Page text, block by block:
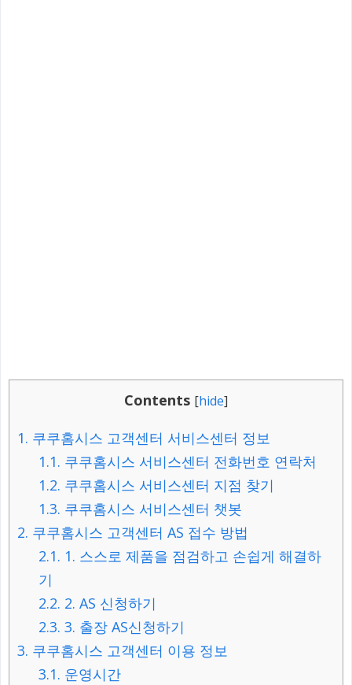
Contents [hide]
1. 쿠쿠홈시스 고객센터 서비스센터 정보
1.1. 쿠쿠홈시스 서비스센터 전화번호 연락처
1.2. 쿠쿠홈시스 서비스센터 지점 찾기
1.3. 쿠쿠홈시스 서비스센터 챗봇
2. 쿠쿠홈시스 고객센터 AS 접수 방법
2.1. 1. 스스로 제품을 점검하고 손쉽게 해결하
기
2.2. 2. AS 신청하기
2.3. 3. 출장 AS신청하기
3. 쿠쿠홈시스 고객센터 이용 정보
3.1. 운영시간